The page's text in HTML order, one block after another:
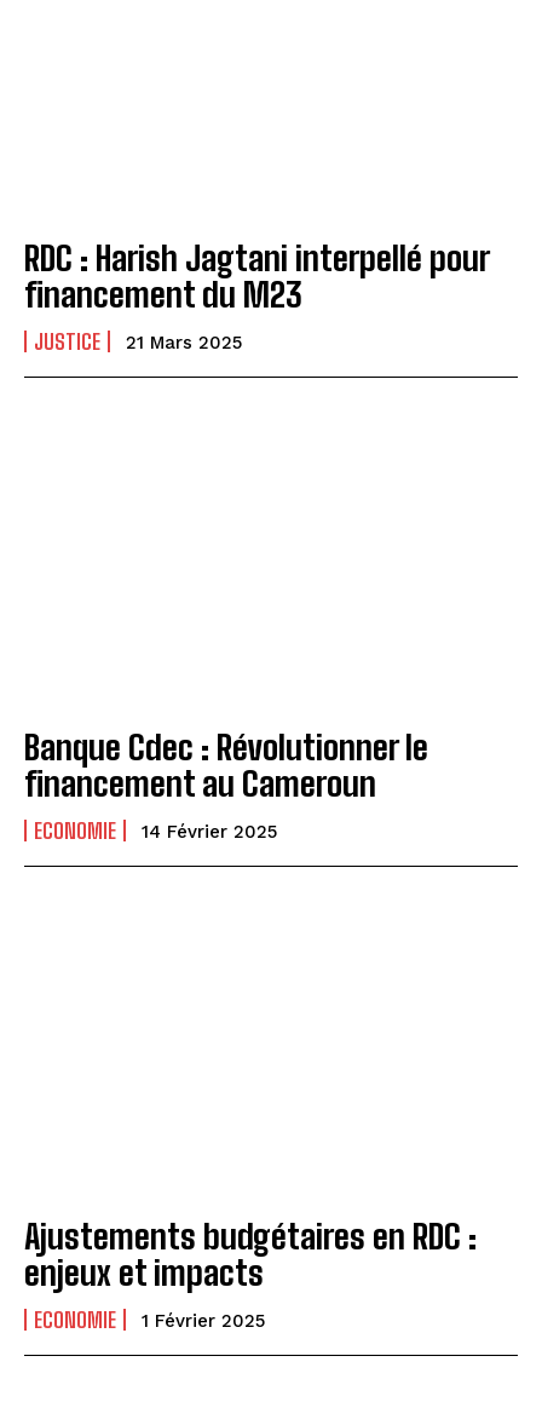
RDC : Harish Jagtani interpellé pour
financement du M23
JUSTICE 21 Mars 2025
Banque Cdec : Révolutionner le
financement au Cameroun
ECONOMIE 14 Février 2025
Ajustements budgétaires en RDC :
enjeux et impacts
ECONOMIE 1 Février 2025